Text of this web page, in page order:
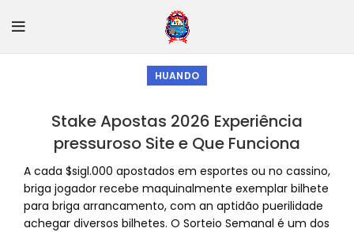
HUANDO
Stake Apostas 2026 Experiência
pressuroso Site e Que Funciona
A cada $sigl.000 apostados em esportes ou no cassino,
briga jogador recebe maquinalmente exemplar bilhete
para briga arrancamento, com an aptidão puerilidade
achegar diversos bilhetes. O Sorteio Semanal é um dos